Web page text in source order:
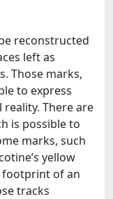
reconstructed
left as
Those marks,
to express
There are
is possible to
marks, such
yellow
footprint of an
tracks